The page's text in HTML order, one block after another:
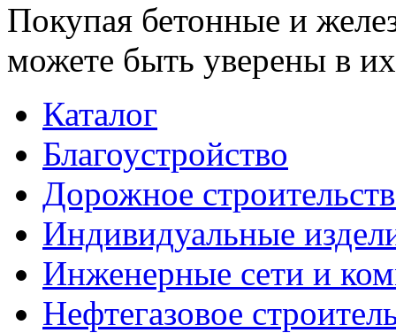
Покупая бетонные и
можете быть уверены в их
Каталог
Благоустройство
Дорожное
Индивидуальные
Инженерные сети и
Нефтегазовое